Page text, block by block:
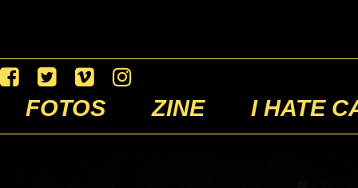
FOTOS ZINE I HATE